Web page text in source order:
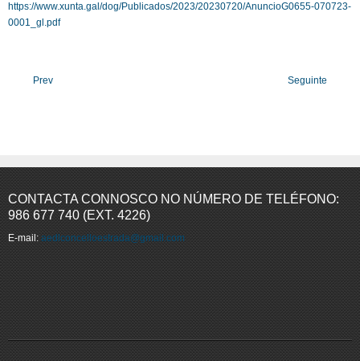
https://www.xunta.gal/dog/Publicados/2023/20230720/AnuncioG0655-070723-
0001_gl.pdf
Prev Seguinte
CONTACTA CONNOSCO NO NÚMERO DE TELÉFONO:
986 677 740 (EXT. 4226)
E-mail: aedlconcelloestrada@gmail.com